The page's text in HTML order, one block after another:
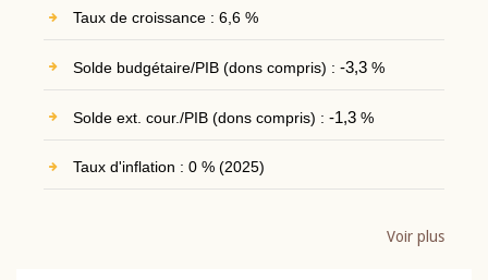
Taux de croissance : 6,6 %
Solde budgétaire/PIB (dons compris) : -3,3%
Solde ext. cour./PIB (dons compris) : -1,3%
Taux d'inflation : 0 % (2025)
Voir plus